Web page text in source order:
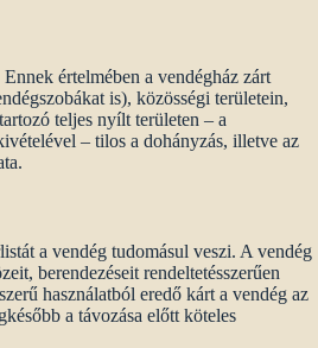
értelmében a vendégház zárt
is), közösségi területein,
teljes nyílt területen – a
– tilos a dohányzás, illetve az
a vendég tudomásul veszi. A vendég
berendezéseit rendeltetésszerűen
használatból eredő kárt a vendég az
a távozása előtt köteles